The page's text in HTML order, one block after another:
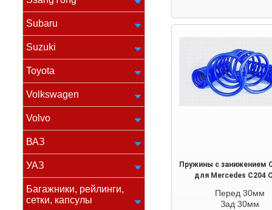
Subaru
Suzuki
Toyota
Volkswagen
Volvo
ВАЗ
УАЗ
Багажники, рейлинги,
сетки, капсулы
Пружины с занижением
для Mercedes С204
Перед 30мм
Зад 30мм